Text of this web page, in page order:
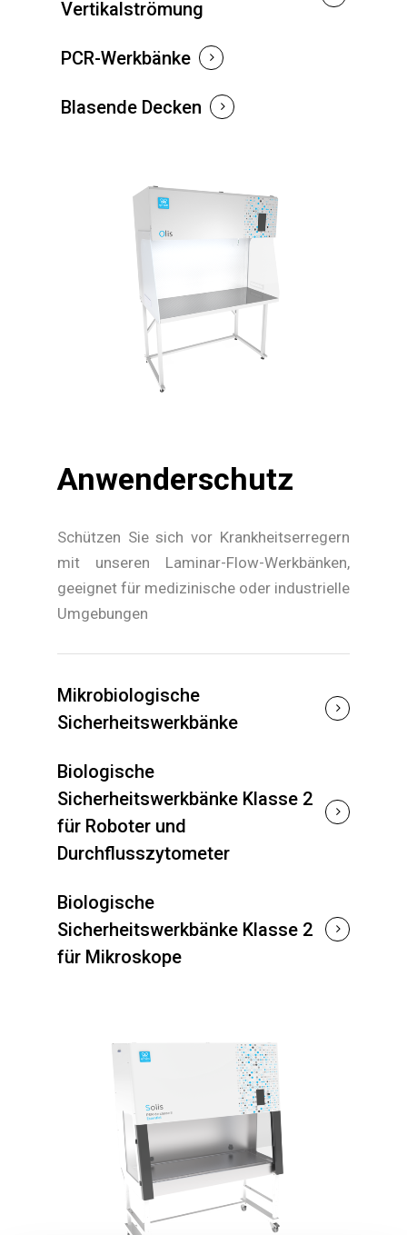
Vertikalströmung
PCR-Werkbänke
Blasende Decken
Anwenderschutz
Schützen Sie sich vor Krankheitserregern
mit unseren Laminar-Flow-Werkbänken,
geeignet für medizinische oder industrielle
Umgebungen
Mikrobiologische
Sicherheitswerkbänke
Biologische
Sicherheitswerkbänke Klasse 2
für Roboter und
Durchflusszytometer
Biologische
Sicherheitswerkbänke Klasse 2
für Mikroskope